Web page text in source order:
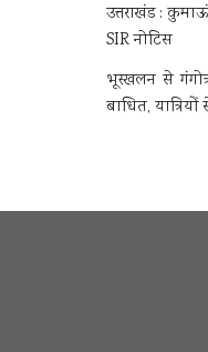
उत्तराखंड :
SIR नोटिस
भूस्खलन से
बाधित,